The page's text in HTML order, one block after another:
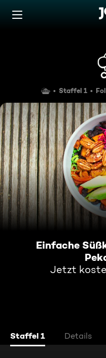
Zum Inhalt springen
Staffel 1
Einfache
Jetzt
Staffel 1 Details